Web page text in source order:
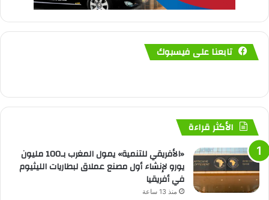
تابعنا على فيسبوك
الأكثر قراءة
«الأفريقي للتنمية» يمول المغرب بـ100 مليون
يورو لإنشاء أول مصنع عملاق لبطاريات الليثيوم
في أفريقيا
منذ 13 ساعة